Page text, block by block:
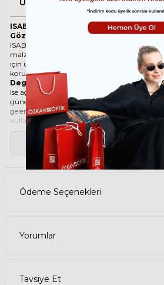
Ürün Açıklaması
ISABEL MARANT 0039/S NOA9O 62 İki
Gözlüğü
ISABEL MARANT ikonik Damla Metal güneş
malzemesi ile göz alıcı bir aksesuar. Hem
için uygun olan bu güneş gözlüğü, güneşin
korunmanızı sağlarken, stilinizi de yansıtır.
Degradeli güneş gözlüğü
, camın üst
ise açık renkli olduğu bir güneş gözlüğü
güneş ışınlarının yüzünüze çarpmasını
gelen ışığı daha net görmenizi sağlar.
kullanmak, hem görüş kalitenizi artırır hem
Ürün Faydaları
• ISABEL MARANT 0039/S NOA9O 62 İki
gözlüğü, yüksek kaliteli Metal çerçeveye ve
Bu malzemeler, güneş gözlüğünüzün uzun
konforlu olmasını sağlar.
gözlüğü, %100 UV koruması sunar. Bu
zararlı ışınlarından korur ve göz sağlığınızı
Gözlüğü
• ISABEL MARANT 0039/S NOA9O 62 İki
▼ Devamını Oku
Ödeme Seçenekleri
Yorumlar
Tavsiye Et